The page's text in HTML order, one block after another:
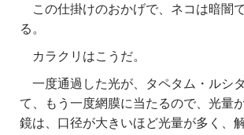
この仕掛けのおかげで、ネコは暗闇
る。
カラクリはこうだ。
一度通過した光が、タペタム・ルシ
て、もう一度網膜に当たるので、光量
鏡は、口径が大きいほど光量が多く、